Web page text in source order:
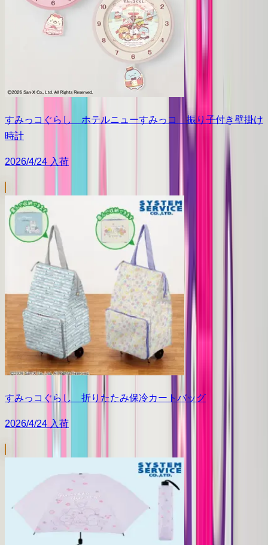
すみっコぐらし ホテルニューすみっコ 振り子付き壁掛け
時計
2026/4/24 入荷
すみっコぐらし 折りたたみ保冷カートバッグ
2026/4/24 入荷